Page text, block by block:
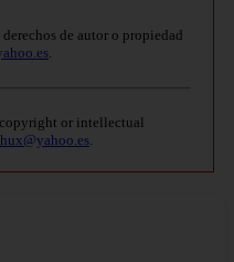
de autor o propiedad
.
or intellectual
.